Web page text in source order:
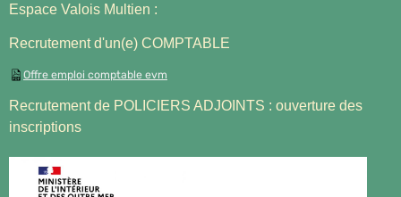
Espace Valois Multien :
Recrutement d'un(e) COMPTABLE
Offre emploi comptable evm
Recrutement de POLICIERS ADJOINTS : ouverture des
inscriptions